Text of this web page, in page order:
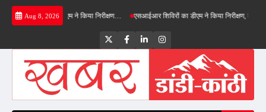
Skip
Aug 8, 2026
बाईपास का डीएम ने किया निरीक्षण… एसआईआर शिविरों का डीएम ने किया निरीक्षण, बोले—कोई
TwitterFacebookLinkedInInstagram